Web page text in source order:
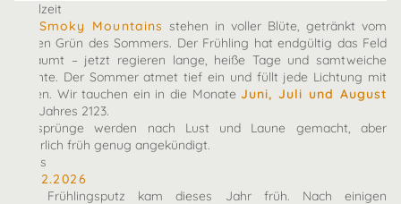
Spielzeit
DieSmoky Mountains stehen in voller Blüte, getränkt vom
satten Grün des Sommers. Der Frühling hat endgültig das Feld
geräumt – jetzt regieren lange, heiße Tage und samtweiche
Nächte. Der Sommer atmet tief ein und füllt jede Lichtung mit
Leben. Wir tauchen ein in die MonateJuni, Juli und August
des Jahres 2123.
Zeitsprünge werden nach Lust und Laune gemacht, aber
natürlich früh genug angekündigt.
News
10.02.2026
Der Frühlingsputz kam dieses Jahr früh. Nach einigen